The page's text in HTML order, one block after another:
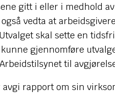
gitt i eller i medhold
vedta at
skal sette en
gjennomføre
til
rapport om sin